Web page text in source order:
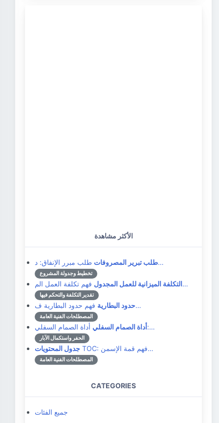
الأكثر مشاهدة
طلب تبرير المصروفاتطلب مبرر الإنفاق: د…
تخطيط وجدولة المشروع
التكلفة الميزانية للعمل المجدولفهم تكلفة العمل الم…
تقدير التكلفة والتحكم فيها
حدود البطاريةفهم حدود البطارية ف…
المصطلحات الفنية العامة
أداة الصمام السفليأداة الصمام السفلي:…
الحفر واستكمال الآبار
جدول المحتويات TOC: فهم قمة الإسمن…
المصطلحات الفنية العامة
CATEGORIES
جميع الفئات